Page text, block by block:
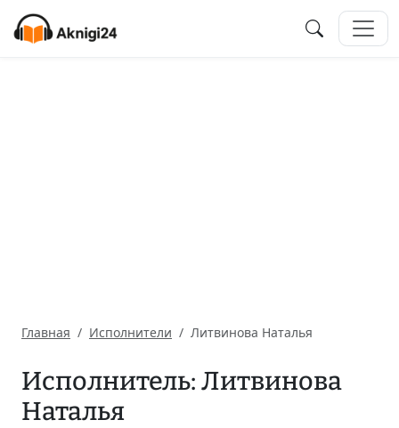
Главная Исполнители Литвинова Наталья
Исполнитель: Литвинова
Наталья